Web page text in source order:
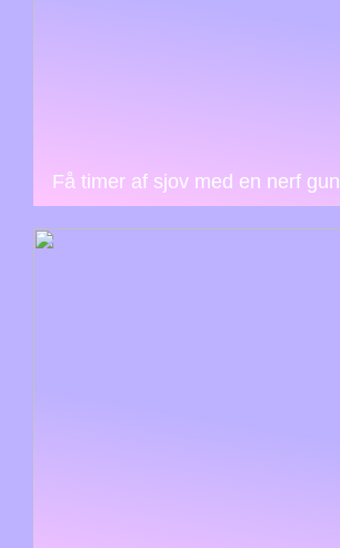
Få timer af sjov med en nerf gun